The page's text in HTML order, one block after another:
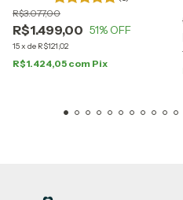
R$1.499,00
R$3.077,00
51% OFF
15x de R$121,02
R$1.424,05 com Pix